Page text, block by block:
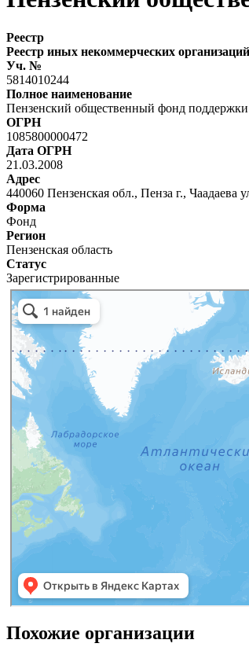
Реестр
Реестр иных некоммерческих организаций
Уч. №
5814010244
Полное наименование
Пензенский общественный фонд поддержки
ОГРН
1085800000472
Дата ОГРН
21.03.2008
Адрес
440060 Пензенская обл., Пенза г., Чаадаева
Форма
Фонд
Регион
Пензенская область
Статус
Зарегистрированные
Похожие организации